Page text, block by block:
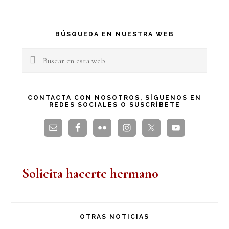
Barra
lateral
BÚSQUEDA EN NUESTRA WEB
Buscar
esta
CONTACTA CON NOSOTROS, SÍGUENOS EN
REDES SOCIALES O SUSCRÍBETE
Solicita hacerte hermano
OTRAS NOTICIAS